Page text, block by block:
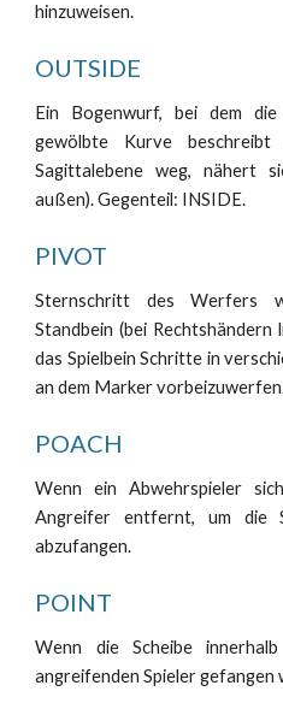
hinzuweisen.
OUTSIDE
Ein Bogenwurf, bei dem
gewölbte Kurve
Sagittalebene weg, nähert
außen). Gegenteil: INSIDE.
PIVOT
Sternschritt des Werfers
Standbein (bei Rechtshändern
das Spielbein Schritte in
an dem Marker
POACH
Wenn ein Abwehrspieler
Angreifer entfernt, um die
abzufangen.
POINT
Wenn die Scheibe
angreifenden Spieler gefangen